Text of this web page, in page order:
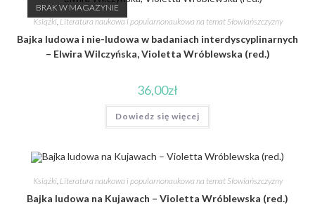
BRAK W MAGAZYNIE
Książki, Literatura naukowa i popularnonaukowa na temat Słowiańszczyzny
Bajka ludowa i nie-ludowa w badaniach interdyscyplinarnych
– Elwira Wilczyńska, Violetta Wróblewska (red.)
36,00zł
Dowiedz się więcej
Książki, Literatura naukowa i popularnonaukowa na temat Słowiańszczyzny
Bajka ludowa na Kujawach – Violetta Wróblewska (red.)